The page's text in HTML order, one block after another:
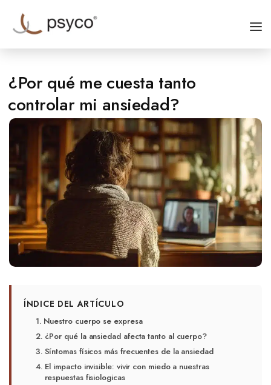
ESPECIALIDADES
QUIÉNES SOMOS
CONTACTO
¿Por qué me cuesta tanto
controlar mi ansiedad?
ÍNDICE DEL ARTÍCULO
Nuestro cuerpo se expresa
¿Por qué la ansiedad afecta tanto al cuerpo?
Síntomas físicos más frecuentes de la ansiedad
El impacto invisible: vivir con miedo a nuestras
respuestas fisiologicas